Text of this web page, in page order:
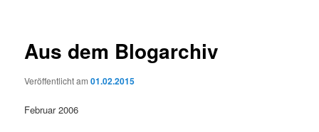
Aus dem Blogarchiv
Veröffentlicht am01.02.2015
Februar 2006